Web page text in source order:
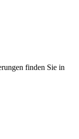
finden Sie in